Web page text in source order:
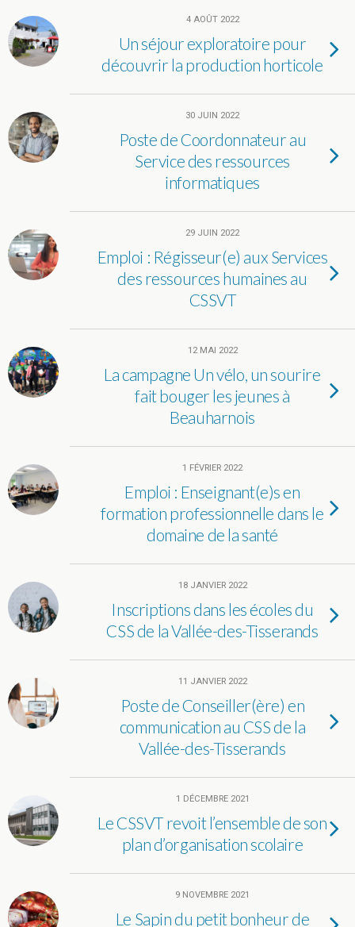
4 AOÛT 2022
Un séjour exploratoire pour
découvrir la production horticole
30 JUIN 2022
Poste de Coordonnateur au
Service des ressources
informatiques
29 JUIN 2022
Emploi : Régisseur(e) aux Services
des ressources humaines au
CSSVT
12 MAI 2022
La campagne Un vélo, un sourire
fait bouger les jeunes à
Beauharnois
1 FÉVRIER 2022
Emploi : Enseignant(e)s en
formation professionnelle dans le
domaine de la santé
18 JANVIER 2022
Inscriptions dans les écoles du
CSS de la Vallée-des-Tisserands
11 JANVIER 2022
Poste de Conseiller(ère) en
communication au CSS de la
Vallée-des-Tisserands
1 DÉCEMBRE 2021
Le CSSVT revoit l’ensemble de son
plan d’organisation scolaire
9 NOVEMBRE 2021
Le Sapin du petit bonheur de